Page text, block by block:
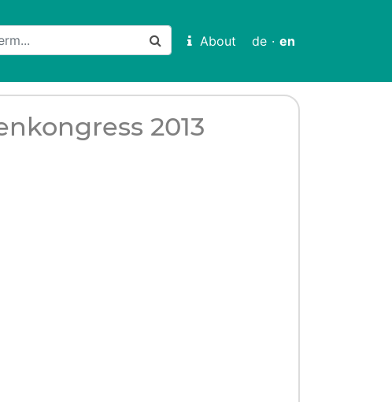
About de · en
2013